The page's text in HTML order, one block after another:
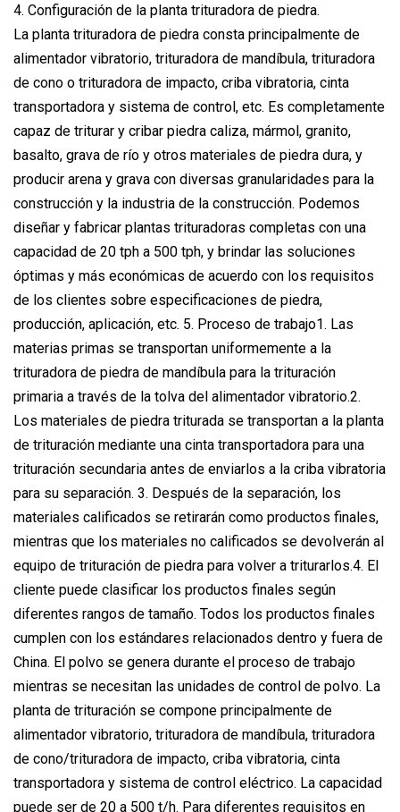
4. Configuración de la planta trituradora de piedra.
La planta trituradora de piedra consta principalmente de
alimentador vibratorio, trituradora de mandíbula, trituradora
de cono o trituradora de impacto, criba vibratoria, cinta
transportadora y sistema de control, etc. Es completamente
capaz de triturar y cribar piedra caliza, mármol, granito,
basalto, grava de río y otros materiales de piedra dura, y
producir arena y grava con diversas granularidades para la
construcción y la industria de la construcción. Podemos
diseñar y fabricar plantas trituradoras completas con una
capacidad de 20 tph a 500 tph, y brindar las soluciones
óptimas y más económicas de acuerdo con los requisitos
de los clientes sobre especificaciones de piedra,
producción, aplicación, etc. 5. Proceso de trabajo1. Las
materias primas se transportan uniformemente a la
trituradora de piedra de mandíbula para la trituración
primaria a través de la tolva del alimentador vibratorio.2.
Los materiales de piedra triturada se transportan a la planta
de trituración mediante una cinta transportadora para una
trituración secundaria antes de enviarlos a la criba vibratoria
para su separación. 3. Después de la separación, los
materiales calificados se retirarán como productos finales,
mientras que los materiales no calificados se devolverán al
equipo de trituración de piedra para volver a triturarlos.4. El
cliente puede clasificar los productos finales según
diferentes rangos de tamaño. Todos los productos finales
cumplen con los estándares relacionados dentro y fuera de
China. El polvo se genera durante el proceso de trabajo
mientras se necesitan las unidades de control de polvo. La
planta de trituración se compone principalmente de
alimentador vibratorio, trituradora de mandíbula, trituradora
de cono/trituradora de impacto, criba vibratoria, cinta
transportadora y sistema de control eléctrico. La capacidad
puede ser de 20 a 500 t/h. Para diferentes requisitos en